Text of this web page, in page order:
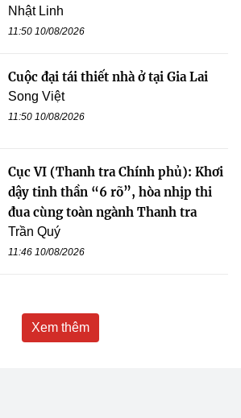
Nhật Linh
11:50 10/08/2026
Cuộc đại tái thiết nhà ở tại Gia Lai
Song Việt
11:50 10/08/2026
Cục VI (Thanh tra Chính phủ): Khơi
dậy tinh thần “6 rõ”, hòa nhịp thi
đua cùng toàn ngành Thanh tra
Trần Quý
11:46 10/08/2026
Xem thêm